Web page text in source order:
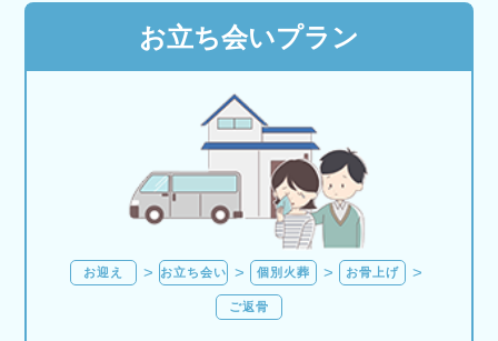
お立ち会いプラン
お迎え お立ち会い 個別火葬 お骨上げ
ご返骨